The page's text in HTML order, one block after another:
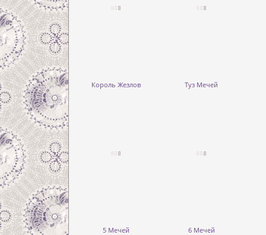
Король Жезлов Туз Мечей
5 Мечей 6 Мечей